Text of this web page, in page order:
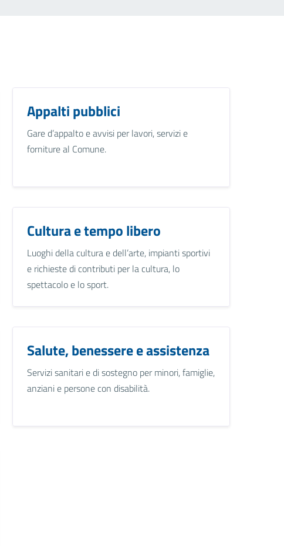
Appalti pubblici
Gare d’appalto e avvisi per lavori, servizi e
forniture al Comune.
Cultura e tempo libero
Luoghi della cultura e dell’arte, impianti sportivi
e richieste di contributi per la cultura, lo
spettacolo e lo sport.
Salute, benessere e assistenza
Servizi sanitari e di sostegno per minori, famiglie,
anziani e persone con disabilità.